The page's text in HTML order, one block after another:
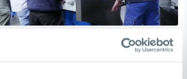
di aiuto per trovare una